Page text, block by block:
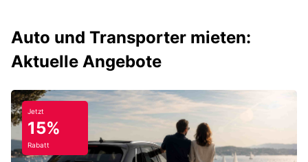
Auto und Transporter mieten:
Aktuelle Angebote
Jetzt
15%
Rabatt